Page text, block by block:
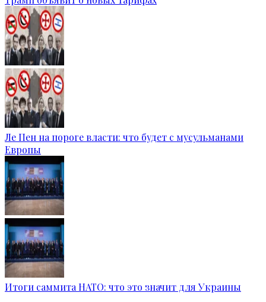
Ле Пен на пороге власти: что будет с мусульманами
Европы
Итоги саммита НАТО: что это значит для Украины